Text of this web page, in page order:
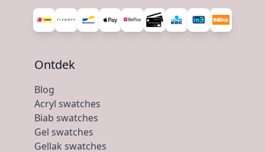
Ontdek
Blog
Acryl swatches
Biab swatches
Gel swatches
Gellak swatches